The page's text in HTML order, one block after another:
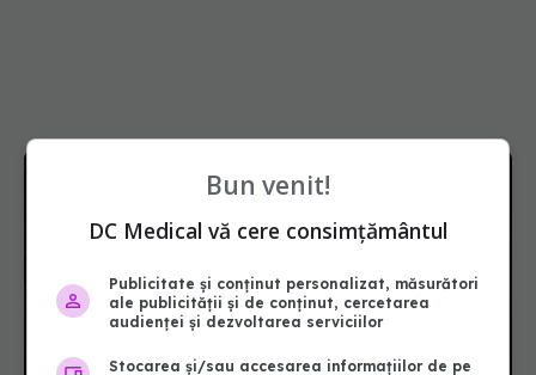
Bun venit!
DC Medical vă cere consimțământul
Publicitate și conținut personalizat, măsurători
ale publicității și de conținut, cercetarea
audienței și dezvoltarea serviciilor
Stocarea și/sau accesarea informațiilor de pe